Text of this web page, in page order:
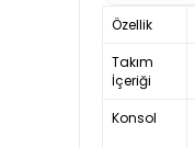
Özellik
Takım
İçeriği
Konsol